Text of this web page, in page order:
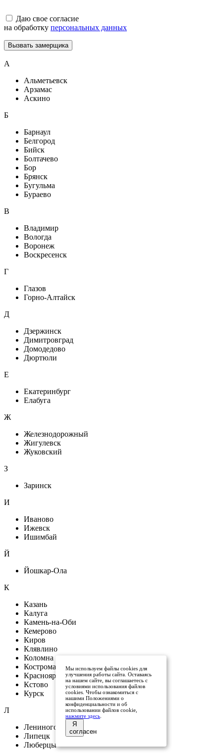
Даю свое согласие
на обработку персональных данных
Вызвать замерщика
А
Альметьевск
Арзамас
Аскино
Б
Барнаул
Белгород
Бийск
Болтачево
Бор
Брянск
Бугульма
Бураево
В
Владимир
Вологда
Воронеж
Воскресенск
Г
Глазов
Горно-Алтайск
Д
Дзержинск
Димитровград
Домодедово
Дюртюли
Е
Екатеринбург
Елабуга
Ж
Железнодорожный
Жигулевск
Жуковский
З
Заринск
И
Иваново
Ижевск
Ишимбай
Й
Йошкар-Ола
К
Казань
Калуга
Камень-на-Оби
Кемерово
Киров
Клявлино
Коломна
Кострома
Красноярск
Кстово
Курск
Л
Лениногорск
Липецк
Люберцы
Мы используем файлы cookies для
улучшения работы сайта. Оставаясь
на нашем сайте, вы соглашаетесь с
условиями использования файлов
cookies. Чтобы ознакомиться с
нашими Положениями о
конфиденциальности и об
использовании файлов cookie,
нажмите здесь
Я
согласен